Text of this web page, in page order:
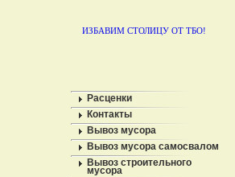
ИЗБАВИМ СТОЛИЦУ ОТ ТБО!
Расценки
Контакты
Вывоз мусора
Вывоз мусора самосвалом
Вывоз строительного
мусора